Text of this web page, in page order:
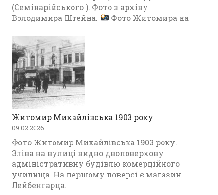
(Семінарійського ). Фото з архіву
Володимира Штейна.
Фото Житомира на
Житомир Михайлівська 1903 року
09.02.2026
Фото Житомир Михайлівська 1903 року.
Зліва на вулиці видно двоповерхову
адміністративну будівлю комерційного
училища. На першому поверсі є магазин
Лейбенгарца.